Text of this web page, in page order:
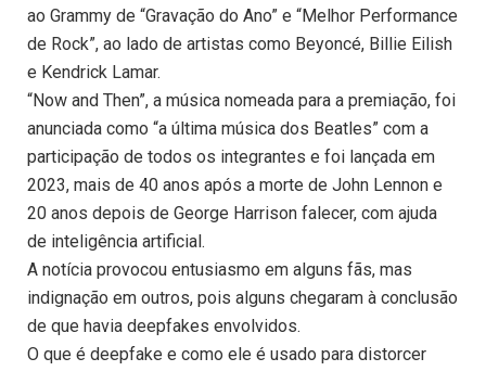
ao Grammy de “Gravação do Ano” e “Melhor Performance
de Rock”, ao lado de artistas como Beyoncé, Billie Eilish
e Kendrick Lamar.
“Now and Then”, a música nomeada para a premiação, foi
anunciada como “a última música dos Beatles” com a
participação de todos os integrantes e foi lançada em
2023, mais de 40 anos após a morte de John Lennon e
20 anos depois de George Harrison falecer, com ajuda
de inteligência artificial.
A notícia provocou entusiasmo em alguns fãs, mas
indignação em outros, pois alguns chegaram à conclusão
de que havia deepfakes envolvidos.
O que é deepfake e como ele é usado para distorcer